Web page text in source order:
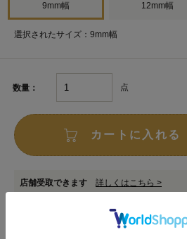
9mm幅 12mm幅
選択されたサイズ：9mm幅
数量： 点
カートに入れる
店舗受取できます 詳しくはこちら >
お取り寄せ申し込みサービス対象商品
在庫数以上のご注文をご希望の場合は 専用フォ